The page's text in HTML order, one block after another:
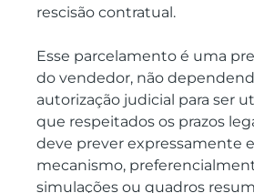
rescisão contratual.
Esse parcelamento é uma
do vendedor, não
autorização judicial para ser
que respeitados os prazos
deve prever expressamente
mecanismo,
simulações ou quadros